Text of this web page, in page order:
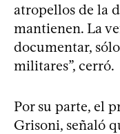
atropellos de la
mantienen. La
documentar,
militares”, cerró.
Por su parte, el
Grisoni, señaló